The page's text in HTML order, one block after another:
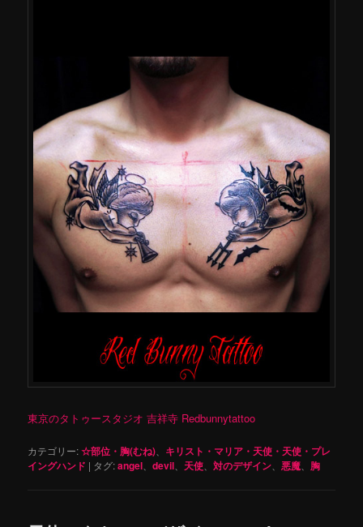
東京のタトゥースタジオ 吉祥寺 Redbunnytattoo
カテゴリー:☆部位・胸(むね)
キリスト・マリア・天使・天使・プレ
イングハンド | タグ:angel 、devil 天使 、対のデザイン 、悪魔 胸